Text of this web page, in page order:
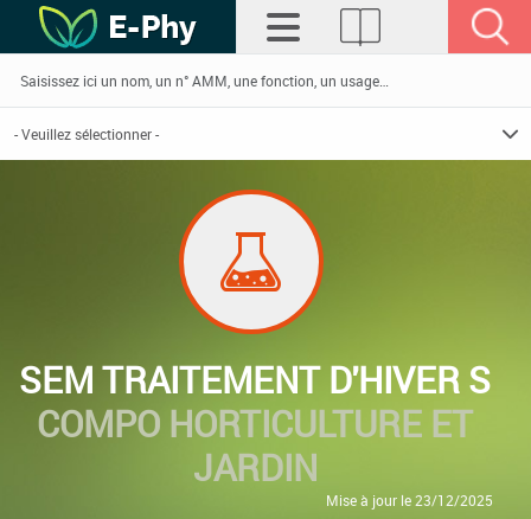
SEM TRAITEMENT D'HIVER S
COMPO HORTICULTURE ET
JARDIN
Mise à jour le 23/12/2025